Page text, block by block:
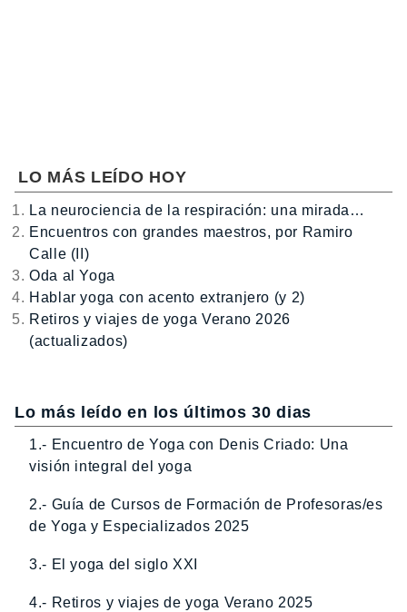
LO MÁS LEÍDO HOY
La neurociencia de la respiración: una mirada…
Encuentros con grandes maestros, por Ramiro
Calle (II)
Oda al Yoga
Hablar yoga con acento extranjero (y 2)
Retiros y viajes de yoga Verano 2026
(actualizados)
Lo más leído en los últimos 30 dias
1.- Encuentro de Yoga con Denis Criado: Una
visión integral del yoga
2.- Guía de Cursos de Formación de Profesoras/es
de Yoga y Especializados 2025
3.- El yoga del siglo XXI
4.- Retiros y viajes de yoga Verano 2025